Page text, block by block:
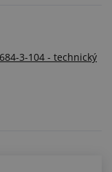
3-104 - technický